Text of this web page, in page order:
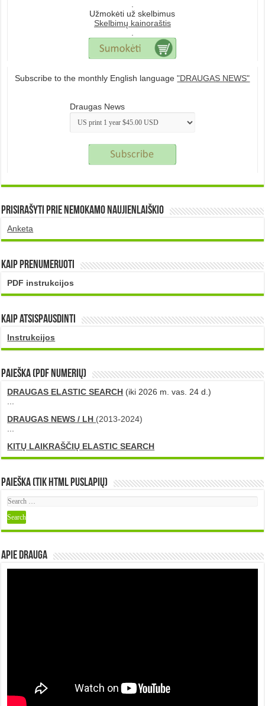
Užmokėti už skelbimus
Skelbimų kainoraštis
Subscribe to the monthly English language"DRAUGAS NEWS"
Draugas News
Prisirašyti prie nemokamo naujienlaiškio
Anketa
Kaip prenumeruoti
PDF instrukcijos
Kaip atsispausdinti
Instrukcijos
PAIEŠKA (PDF numerių)
DRAUGAS ELASTIC SEARCH (iki 2026 m. vas. 24 d.)
DRAUGAS NEWS / LH (2013-2024)
KITŲ LAIKRAŠČIŲ ELASTIC SEARCH
Paieška (tik HTML puslapių)
Apie DRAUGA